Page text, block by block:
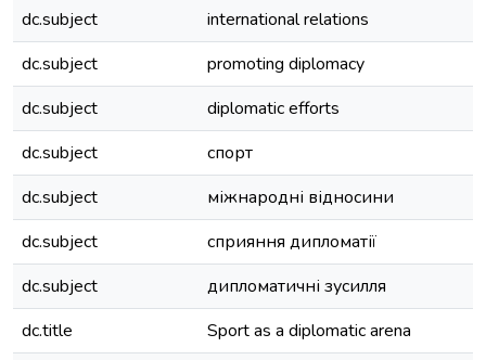
dc.subject
international relations
dc.subject
promoting diplomacy
dc.subject
diplomatic efforts
dc.subject
спорт
dc.subject
міжнародні відносини
dc.subject
сприяння дипломатії
dc.subject
дипломатичні зусилля
dc.title
Sport as a diplomatic arena